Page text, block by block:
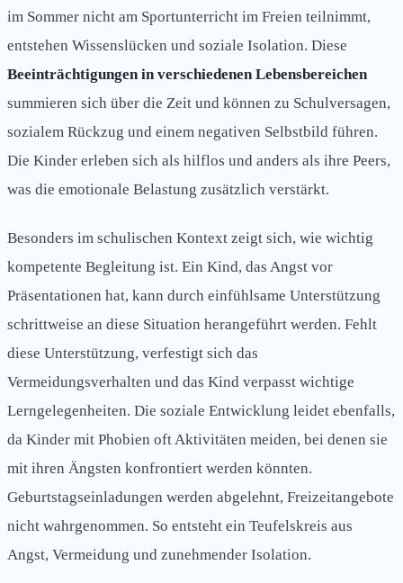
im Sommer nicht am Sportunterricht im Freien teilnimmt,
entstehen Wissenslücken und soziale Isolation. Diese
Beeinträchtigungen in verschiedenen Lebensbereichen
summieren sich über die Zeit und können zu Schulversagen,
sozialem Rückzug und einem negativen Selbstbild führen.
Die Kinder erleben sich als hilflos und anders als ihre Peers,
was die emotionale Belastung zusätzlich verstärkt.
Besonders im schulischen Kontext zeigt sich, wie wichtig
kompetente Begleitung ist. Ein Kind, das Angst vor
Präsentationen hat, kann durch einfühlsame Unterstützung
schrittweise an diese Situation herangeführt werden. Fehlt
diese Unterstützung, verfestigt sich das
Vermeidungsverhalten und das Kind verpasst wichtige
Lerngelegenheiten. Die soziale Entwicklung leidet ebenfalls,
da Kinder mit Phobien oft Aktivitäten meiden, bei denen sie
mit ihren Ängsten konfrontiert werden könnten.
Geburtstagseinladungen werden abgelehnt, Freizeitangebote
nicht wahrgenommen. So entsteht ein Teufelskreis aus
Angst, Vermeidung und zunehmender Isolation.